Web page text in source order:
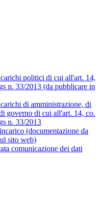
politici di cui all'art. 14,
n. 33/2013 (da pubblicare in
di amministrazione, di
governo di cui all'art. 14, co.
n. 33/2013
(documentazione da
sito web)
comunicazione dei dati